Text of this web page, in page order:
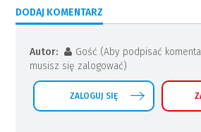
DODAJ KOMENTARZ
Autor:
Gość (Aby podpisać
musisz się zalogować)
ZALOGUJ SIĘ